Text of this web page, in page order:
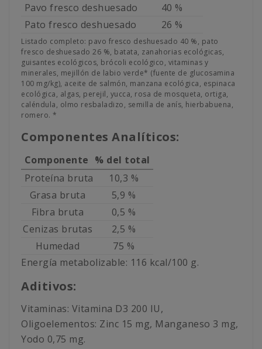
Pavo fresco deshuesado
40 %
Pato fresco deshuesado
26 %
Listado completo: pavo fresco deshuesado 40 %, pato
fresco deshuesado 26 %, batata, zanahorias ecológicas,
guisantes ecológicos, brócoli ecológico, vitaminas y
minerales, mejillón de labio verde* (fuente de glucosamina
100 mg/kg), aceite de salmón, manzana ecológica, espinaca
ecológica, algas, perejil, yucca, rosa de mosqueta, ortiga,
caléndula, olmo resbaladizo, semilla de anís, hierbabuena,
romero. *
Componentes Analíticos:
Componente % del total
Proteína bruta
10,3 %
Grasa bruta
5,9 %
Fibra bruta
0,5 %
Cenizas brutas
2,5 %
Humedad
75 %
Energía metabolizable: 116 kcal/100 g.
Aditivos:
Vitaminas: Vitamina D3 200 IU,
Oligoelementos: Zinc 15 mg, Manganeso 3 mg,
Yodo 0,75 mg.